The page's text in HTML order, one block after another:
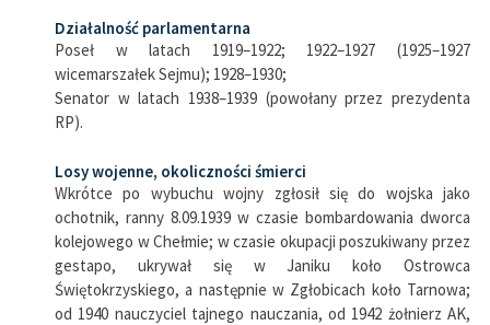
Działalność parlamentarna
Poseł w latach 1919–1922; 1922–1927 (1925–1927
wicemarszałek Sejmu); 1928–1930;
Senator w latach 1938–1939 (powołany przez prezydenta
RP).
Losy wojenne, okoliczności śmierci
Wkrótce po wybuchu wojny zgłosił się do wojska jako
ochotnik, ranny 8.09.1939 w czasie bombardowania dworca
kolejowego w Chełmie; w czasie okupacji poszukiwany przez
gestapo, ukrywał się w Janiku koło Ostrowca
Świętokrzyskiego, a następnie w Zgłobicach koło Tarnowa;
od 1940 nauczyciel tajnego nauczania, od 1942 żołnierz AK,